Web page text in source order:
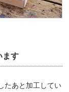
ます
たあと加工してい